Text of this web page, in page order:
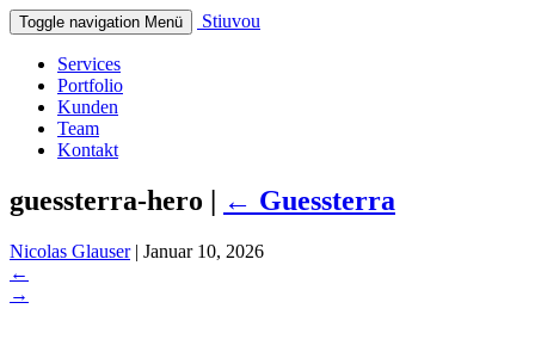
Toggle navigation Menü Stiuvou
Services
Portfolio
Kunden
Team
Kontakt
guessterra-hero | ← Guessterra
Nicolas Glauser | Januar 10, 2026
←
→